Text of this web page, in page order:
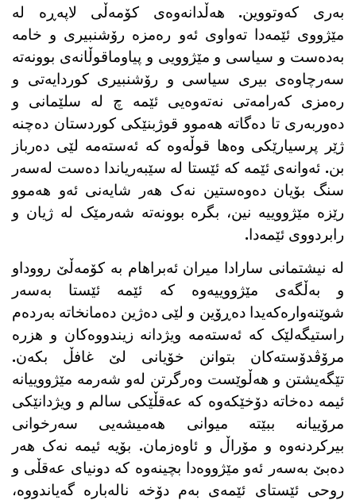
بەری کەوتووین. هەڵدانەوەی کۆمەڵی لاپەڕە لە
مێژووی ئێمەدا تەواوی ئەو رەمزە رۆشنبیری و خامە
بەدەست و سیاسی و مێژوویی و پیاوماقوڵانەی بوونەتە
سەرچاوەی بیری سیاسی و رۆشنبیری کوردایەتی و
رەمزی کەرامەتی نەتەوەیی ئێمە چ لە سلێمانی و
دەوربەری تا دەگاتە هەموو قوژبنێکی کوردستان دەچنە
ژێر پرسیارێکی وەها قوڵەوە کە ئەستەمە لێی دەرباز
بن. ئەوانەی ئێمە کە ئێستا لە سێبەریاندا دەست لەسەر
سنگ بۆیان دەوەستین نەک هەر شایەنی ئەو هەموو
رێزە مێژووییە نین، بگرە بوونەتە شەرمێک لە ژیان و
رابردووی ئێمەدا.
لە نیشتمانی سارادا میران ئەبراهام بە کۆمەڵێ رووداو
و بەڵگەی مێژووییەوە کە ئێمە ئێستا بەسەر
شوێنەوارەکەیدا دەڕۆین و لێی دەژین دەمانخاتە بەردەم
راستیگەلێک کە ئەستەمە ویژدانە زیندووەکان و هزرە
مرۆڤدۆستەکان بتوانن خۆیانی لێ غافڵ بکەن.
تێگەیشتن و هەڵوێست وەرگرتن لەو شەرمە مێژووییانە
ئیمە دەخاتە دۆخێکەوە کە عەقڵێکی سالم و ویژدانێکی
مرۆییانە ببێتە میوانی هەمیشەیی سەرخوانی
بیرکردنەوە و مۆراڵ و ئاوەزمان. بۆیە ئیمە نەک هەر
دەبێ بەسەر ئەو مێژووەدا بچینەوە کە دونیای عەقڵی و
روحی ئێستای ئێمەی بەم دۆخە نالەبارە گەیاندووە،